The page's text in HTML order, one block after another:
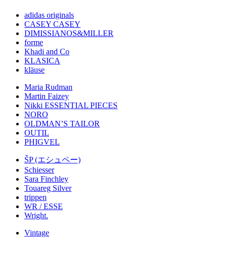
adidas originals
CASEY CASEY
DIMISSIANOS&MILLER
forme
Khadi and Co
KLASICA
kläuse
Maria Rudman
Martin Faizey
Nikki ESSENTIAL PIECES
NORO
OLDMAN’S TAILOR
OUTIL
PHIGVEL
ŠP (エシュペー)
Schiesser
Sara Finchley
Touareg Silver
trippen
WR / ESSE
Wright.
Vintage